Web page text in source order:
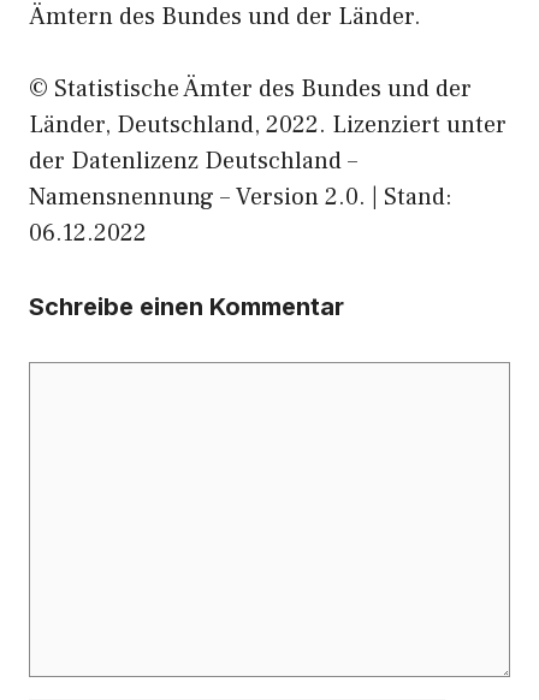
Ämtern des Bundes und der Länder.
© Statistische Ämter des Bundes und der
Länder, Deutschland, 2022. Lizenziert unter
der Datenlizenz Deutschland –
Namensnennung – Version 2.0. | Stand:
06.12.2022
Schreibe einen Kommentar